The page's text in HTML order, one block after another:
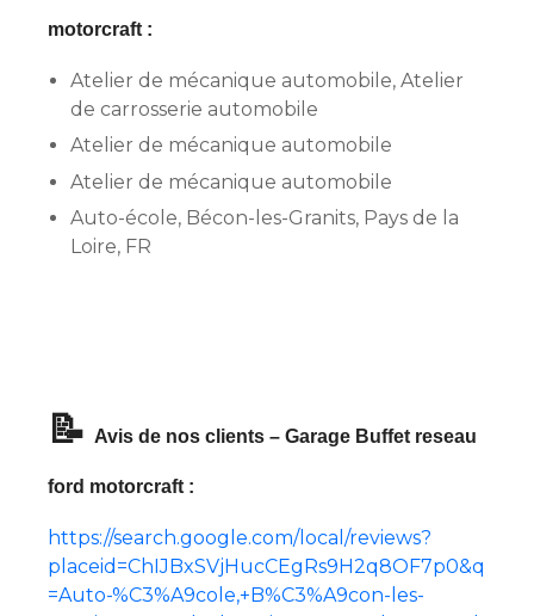
motorcraft :
Atelier de mécanique automobile, Atelier
de carrosserie automobile
Atelier de mécanique automobile
Atelier de mécanique automobile
Auto-école, Bécon-les-Granits, Pays de la
Loire, FR
📝 Avis de nos clients – Garage Buffet reseau
ford motorcraft :
https://search.google.com/local/reviews?
placeid=ChIJBxSVjHucCEgRs9H2q8OF7p0&q
=Auto-%C3%A9cole,+B%C3%A9con-les-